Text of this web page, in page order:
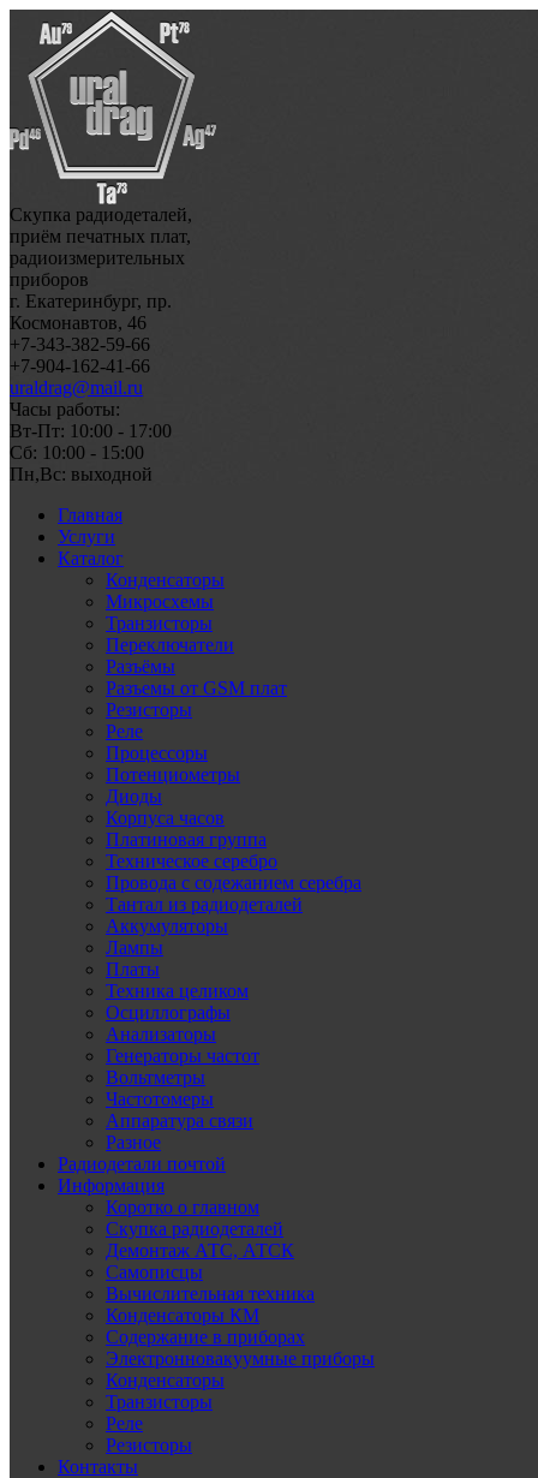
Скупка радиодеталей,
приём печатных плат,
радиоизмерительных
приборов
г. Екатеринбург, пр.
Космонавтов, 46
+7-343-382-59-66
+7-904-162-41-66
uraldrag@mail.ru
Часы работы:
Вт-Пт: 10:00 - 17:00
Сб: 10:00 - 15:00
Пн,Вс: выходной
Главная
Услуги
Каталог
Конденсаторы
Микросхемы
Транзисторы
Переключатели
Разъёмы
Разъемы от GSM плат
Резисторы
Реле
Процессоры
Потенциометры
Диоды
Корпуса часов
Платиновая группа
Техническое серебро
Провода с содежанием серебра
Тантал из радиодеталей
Аккумуляторы
Лампы
Платы
Техника целиком
Осциллографы
Анализаторы
Генераторы частот
Вольтметры
Частотомеры
Аппаратура связи
Разное
Радиодетали почтой
Информация
Коротко о главном
Скупка радиодеталей
Демонтаж АТС, АТСК
Самописцы
Вычислительная техника
Конденсаторы КМ
Содержание в приборах
Электронновакуумные приборы
Конденсаторы
Транзисторы
Реле
Резисторы
Контакты